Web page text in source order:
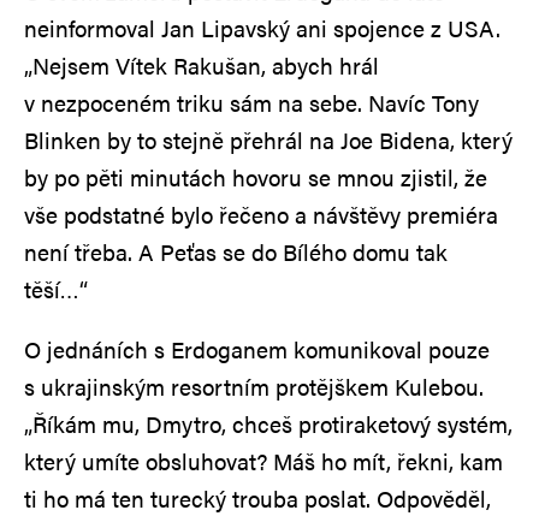
neinformoval Jan Lipavský ani spojence z USA.
„Nejsem Vítek Rakušan, abych hrál
v nezpoceném triku sám na sebe. Navíc Tony
Blinken by to stejně přehrál na Joe Bidena, který
by po pěti minutách hovoru se mnou zjistil, že
vše podstatné bylo řečeno a návštěvy premiéra
není třeba. A Peťas se do Bílého domu tak
těší…“
O jednáních s Erdoganem komunikoval pouze
s ukrajinským resortním protějškem Kulebou.
„Říkám mu, Dmytro, chceš protiraketový systém,
který umíte obsluhovat? Máš ho mít, řekni, kam
ti ho má ten turecký trouba poslat. Odpověděl,